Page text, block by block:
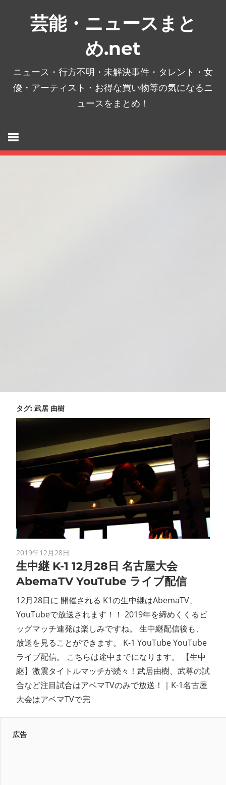
芸能・ニュースまと
め.net
ニュース・行方不明・未解決事件・タレント・女
優・アーティスト・お得な買い物等の気になるニ
ュースをまとめ！
タグ: 武居 由樹
2019年12月28日
生中継 K-1 12月28日 名古屋大会
AbemaTV YouTube ライブ配信
12月28日に 開催される K1の生中継はAbemaTV、
YouTubeで放送されます！！ 2019年を締めくくるビ
ッグマッチ連発は楽しみですね。 生中継配信後も、
放送を見ることができます。 K-1 YouTube YouTube
ライブ配信。 こちらは途中までになります。 【生中
継】激震タイトルマッチが続々！武居由樹、武尊の試
合など注目試合はアベマTVのみで放送！｜K-1名古屋
大会はアベマTVで完
広告